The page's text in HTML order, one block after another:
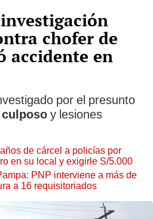
chofer de
accidente en
por el presunto
y lesiones
de cárcel a policías por
en su local y exigirle S/5.000
PNP interviene a más de
a 16 requisitoriados